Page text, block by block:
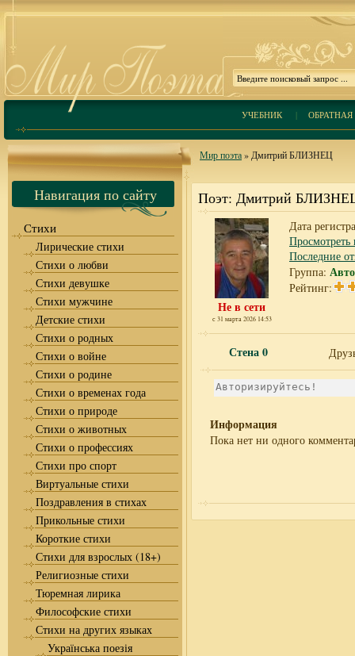
УЧЕБНИК| ОБРАТНАЯ
Навигация по сайту
Стихи
Лирические стихи
Стихи о любви
Стихи девушке
Стихи мужчине
Детские стихи
Стихи о родных
Стихи о войне
Стихи о родине
Стихи о временах года
Стихи о природе
Стихи о животных
Стихи о профессиях
Стихи про спорт
Виртуальные стихи
Поздравления в стихах
Прикольные стихи
Короткие стихи
Стихи для взрослых (18+)
Религиозные стихи
Тюремная лирика
Философские стихи
Стихи на других языках
Українська поезія
Мир поэта» Дмитрий БЛИЗНЕЦ
Поэт: Дмитрий
Не в сети
с 31 марта 2026 14:53
Дата
Последние
Группа:
Рейтинг:
Стена0
Информация
Пока нет ни одного